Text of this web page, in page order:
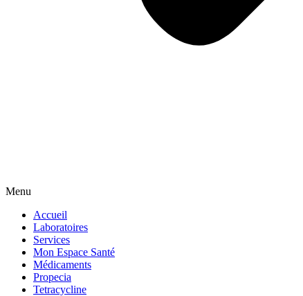
Menu
Accueil
Laboratoires
Services
Mon Espace Santé
Médicaments
Propecia
Tetracycline